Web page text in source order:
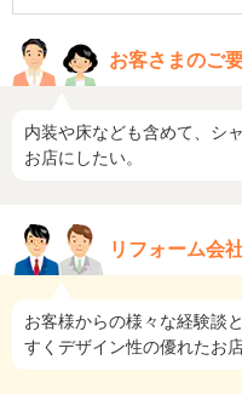
お客さまのご
内装や床なども含めて、シ
お店にしたい。
リフォーム会
お客様からの様々な経験談
すくデザイン性の優れたお